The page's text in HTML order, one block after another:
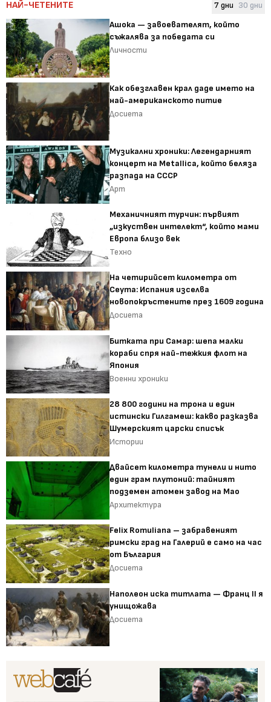
НАЙ-ЧЕТЕНИТЕ 7 дни 30 дни
Ашока — завоевателят, който
съжалява за победата си
Личности
Как обезглавен крал даде името на
най-американското питие
Досиета
Музикални хроники: Легендарният
концерт на Metallica, който беляза
разпада на СССР
Арт
Механичният турчин: първият
„изкуствен интелект“, който мами
Европа близо век
Техно
На четирийсет километра от
Сеута: Испания изселва
новопокръстените през 1609 година
Досиета
Битката при Самар: шепа малки
кораби спря най-тежкия флот на
Япония
Военни хроники
28 800 години на трона и един
истински Гилгамеш: какво разказва
Шумерският царски списък
Истории
Двайсет километра тунели и нито
един грам плутоний: тайният
подземен атомен завод на Мао
Архитектура
Felix Romuliana – забравеният
римски град на Галерий е само на час
от България
Досиета
Наполеон иска титлата — Франц II я
унищожава
Досиета